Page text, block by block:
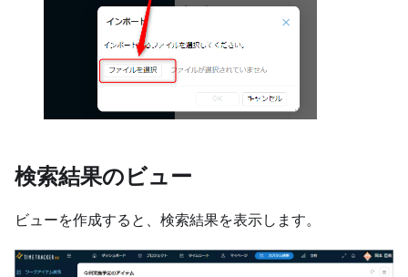
検索結果のビュー
ビューを作成すると、検索結果を表示します。